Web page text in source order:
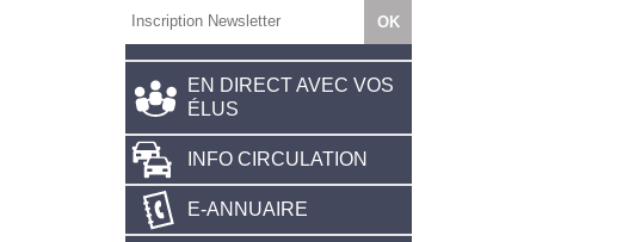
EN DIRECT AVEC VOS
ÉLUS
INFO CIRCULATION
E-ANNUAIRE